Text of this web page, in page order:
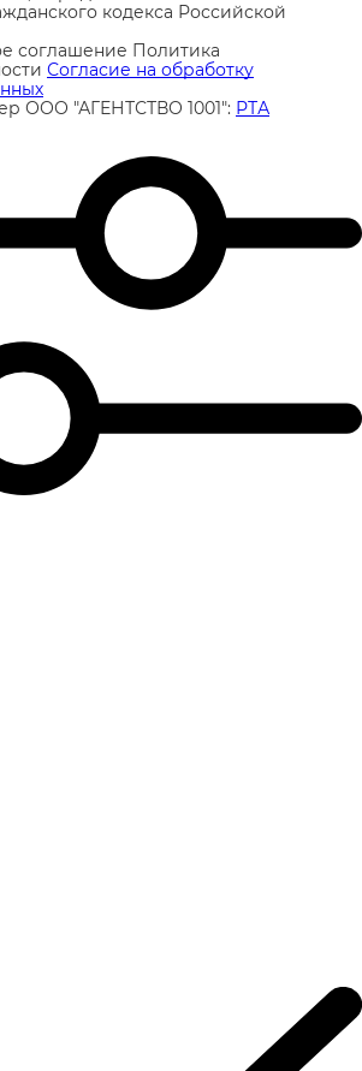
кодекса Российской
соглашение Политика
Согласие на обработку
ООО "АГЕНТСТВО 1001": РТА